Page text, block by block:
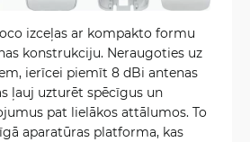
izceļas ar kompakto formu
konstrukciju. Neraugoties uz
ierīcei piemīt 8 dBi antenas
ļauj uzturēt spēcīgus un
pat lielākos attālumos. To
aparatūras platforma, kas